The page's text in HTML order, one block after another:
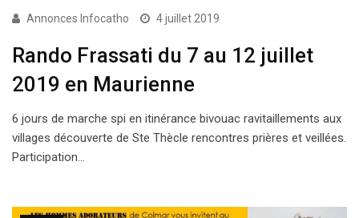
Annonces Infocatho 4 juillet 2019
Rando Frassati du 7 au 12 juillet
2019 en Maurienne
6 jours de marche spi en itinérance bivouac ravitaillements aux
villages découverte de Ste Thècle rencontres prières et veillées.
Participation…